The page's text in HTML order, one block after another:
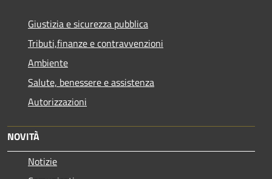
Giustizia e sicurezza pubblica
Tributi,finanze e contravvenzioni
Ambiente
Salute, benessere e assistenza
Autorizzazioni
NOVITÀ
Notizie